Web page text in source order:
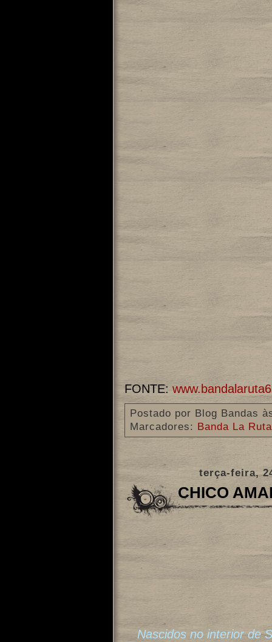
FONTE:
Postado por Blog Bandas
Marcadores: Banda La
terça-feira,
CHICO
Nascidos no interior de